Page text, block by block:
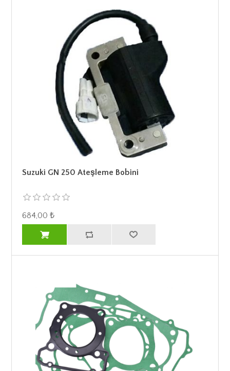
Suzuki GN 250 Ateşleme Bobini
684,00 ₺